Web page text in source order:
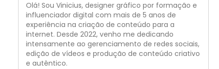
Olá! Sou Vinicius, designer gráfico por formação e
influenciador digital com mais de 5 anos de
experiência na criação de conteúdo para a
internet. Desde 2022, venho me dedicando
intensamente ao gerenciamento de redes sociais,
edição de vídeos e produção de conteúdo criativo
e autêntico.